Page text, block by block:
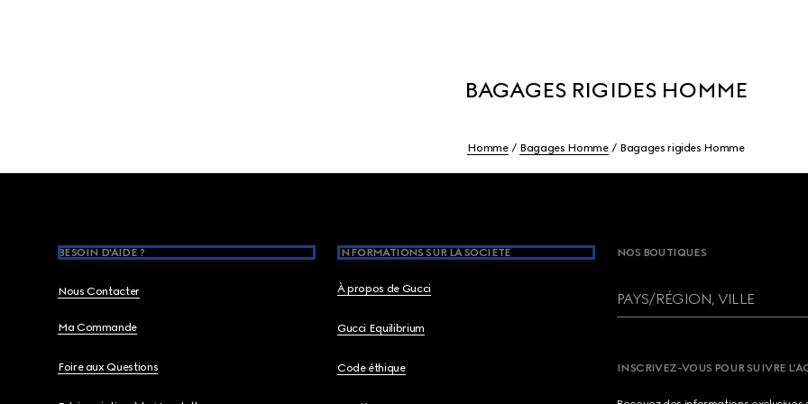
BAGAGES RIGIDES HOMME
Homme Bagages Homme Bagages rigides Homme
BESOIN D'AIDE ?
Nous Contacter
Ma Commande
Foire aux Questions
INFORMATIONS SUR LA SOCIETE
À propos de Gucci
Gucci Equilibrium
Code éthique
NOS BOUTIQUES
PAYS/RÉGION, VILLE
INSCRIVEZ-VOUS POUR SUIVRE